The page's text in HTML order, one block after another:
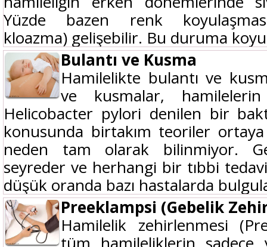
Yüzde bazen renk
kloazma) gelişebilir. Bu duruma koyu
Bulantı ve Kusma
Hamilelikte bulantı ve
ve kusmalar,
Helicobacter pylori denilen bir
konusunda birtakım teoriler
neden tam olarak bilinmiyor.
seyreder ve herhangi bir tıbbi
düşük oranda bazı hastalarda
Preeklampsi (Gebelik
Hamilelik zehirlenmesi